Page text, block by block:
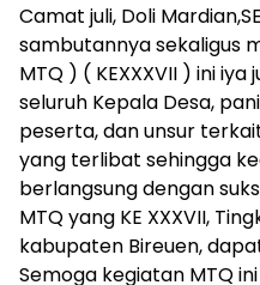
Camat juli, Doli
sambutannya sekaligus
MTQ ) ( KEXXXVII ) ini
seluruh Kepala Desa,
peserta, dan unsur
yang terlibat sehingga
berlangsung dengan
MTQ yang KE XXXVII,
kabupaten Bireuen,
Semoga kegiatan MTQ